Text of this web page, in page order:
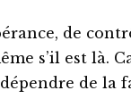
de
s’il est là.
de la